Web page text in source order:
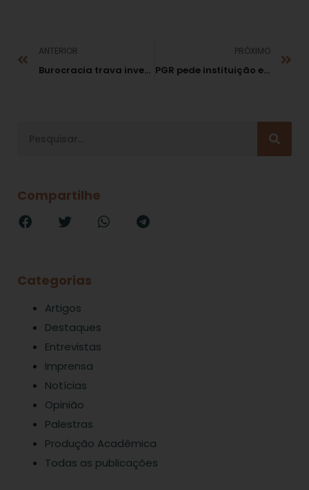
ANTERIOR
Burocracia trava investimentos, diz Gleisi Hoffmann
PRÓXIMO
PGR pede instituição e regulamentação do MP junto ao tribunal de contas de São Paulo
Compartilhe
Categorias
Artigos
Destaques
Entrevistas
Imprensa
Notícias
Opinião
Palestras
Produção Acadêmica
Todas as publicações